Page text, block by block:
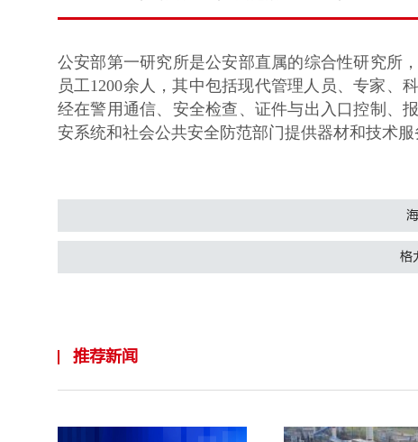
公安部第一研究所是公安部直属的综合性研究所
员工1200余人，其中包括现代管理人员、专家、
经在警用通信、安全检查、证件与出入口控制、
安系统和社会公共安全防范部门提供器材和技术服
格
推荐新闻